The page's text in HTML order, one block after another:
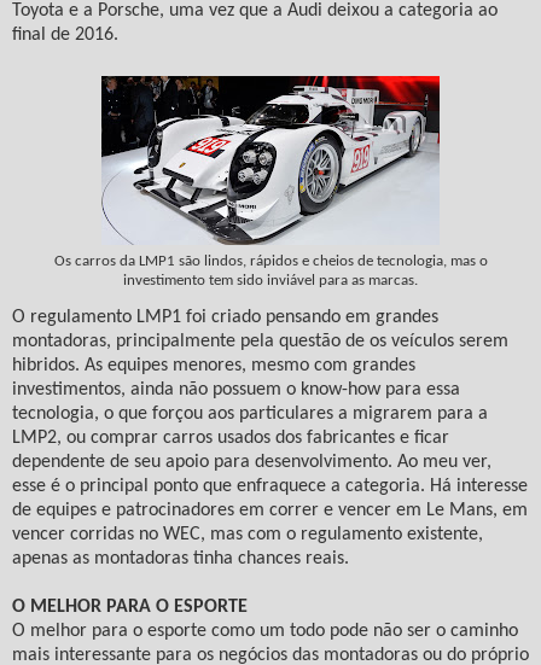
Toyota e a Porsche, uma vez que a Audi deixou a categoria ao
final de 2016.
Os carros da LMP1 são lindos, rápidos e cheios de tecnologia, mas o
investimento tem sido inviável para as marcas.
O regulamento LMP1 foi criado pensando em grandes
montadoras, principalmente pela questão de os veículos serem
hibridos. As equipes menores, mesmo com grandes
investimentos, ainda não possuem o know-how para essa
tecnologia, o que forçou aos particulares a migrarem para a
LMP2, ou comprar carros usados dos fabricantes e ficar
dependente de seu apoio para desenvolvimento. Ao meu ver,
esse é o principal ponto que enfraquece a categoria. Há interesse
de equipes e patrocinadores em correr e vencer em Le Mans, em
vencer corridas no WEC, mas com o regulamento existente,
apenas as montadoras tinha chances reais.
O MELHOR PARA O ESPORTE
O melhor para o esporte como um todo pode não ser o caminho
mais interessante para os negócios das montadoras ou do próprio